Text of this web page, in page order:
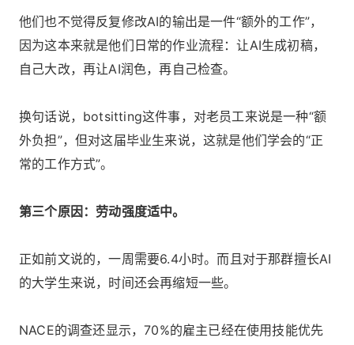
他们也不觉得反复修改AI的输出是一件“额外的工作”，
因为这本来就是他们日常的作业流程：让AI生成初稿，
自己大改，再让AI润色，再自己检查。
换句话说，botsitting这件事，对老员工来说是一种“额
外负担”，但对这届毕业生来说，这就是他们学会的“正
常的工作方式”。
第三个原因：劳动强度适中。
正如前文说的，一周需要6.4小时。而且对于那群擅长AI
的大学生来说，时间还会再缩短一些。
NACE的调查还显示，70%的雇主已经在使用技能优先